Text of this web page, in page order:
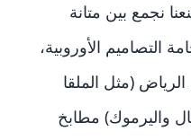
نجمع بين متانة
التصاميم الأوروبية،
(مثل الملقا
واليرموك) مطابخ